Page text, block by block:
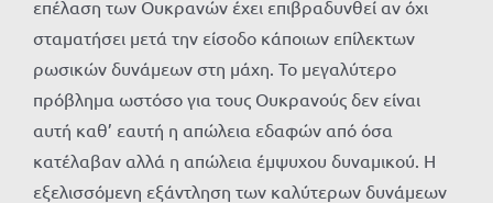
επέλαση των Ουκρανών έχει επιβραδυνθεί αν όχι
σταματήσει μετά την είσοδο κάποιων επίλεκτων
ρωσικών δυνάμεων στη μάχη. Το μεγαλύτερο
πρόβλημα ωστόσο για τους Ουκρανούς δεν είναι
αυτή καθ’ εαυτή η απώλεια εδαφών από όσα
κατέλαβαν αλλά η απώλεια έμψυχου δυναμικού. Η
εξελισσόμενη εξάντληση των καλύτερων δυνάμεων